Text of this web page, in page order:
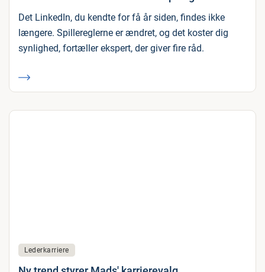
Det LinkedIn, du kendte for få år siden, findes ikke
længere. Spillereglerne er ændret, og det koster dig
synlighed, fortæller ekspert, der giver fire råd.
Lederkarriere